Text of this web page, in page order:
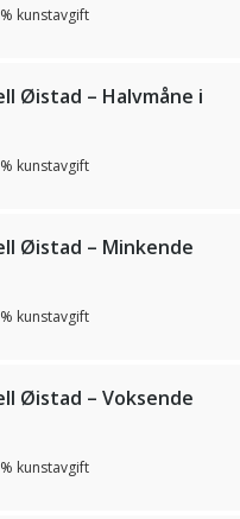
kunstavgift
Øistad – Halvmåne i
kunstavgift
Øistad – Minkende
kunstavgift
Øistad – Voksende
kunstavgift